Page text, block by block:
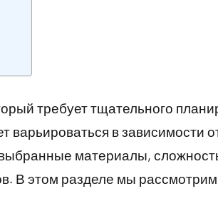
требует тщательного
варьироваться в зависимости
материалы,
В этом разделе мы